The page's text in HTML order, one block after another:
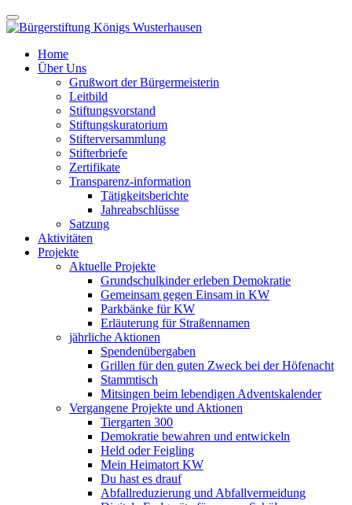
Home
Über Uns
Grußwort der Bürgermeisterin
Leitbild
Stiftungsvorstand
Stiftungskuratorium
Stifterversammlung
Stifterbriefe
Zertifikate
Transparenz-information
Tätigkeitsberichte
Jahreabschlüsse
Satzung
Aktivitäten
Projekte
Aktuelle Projekte
Grundschulkinder erleben Demokratie
Gemeinsam gegen Einsam in KW
Parkbänke für KW
Erläuterung für Straßennamen
jährliche Aktionen
Spendenübergaben
Grillen für den guten Zweck bei der Höfenacht
Stammtisch
Mitsingen beim lebendigen Adventskalender
Vergangene Projekte und Aktionen
Tiergarten 300
Demokratie bewahren und entwickeln
Held oder Feigling
Mein Heimatort KW
Du hast es drauf
Abfallreduzierung und Abfallvermeidung